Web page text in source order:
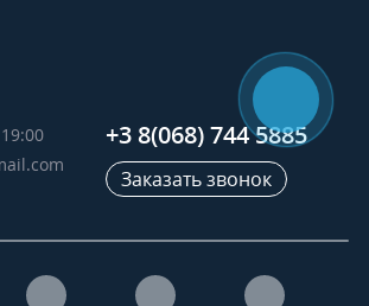
+3 8(068) 744 5885
Заказать звонок